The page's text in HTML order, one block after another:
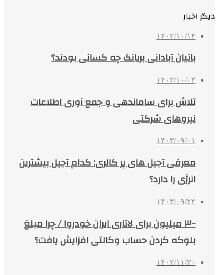
دیگر اخبار
۱۴۰۲/۱۰/۱۴
بانیان‌ آبادانی بریانک چه کسانی بودند؟
۱۴۰۳/۱۰/۰۳
تلاش برای ساماندهی و جمع آوری اطلاعات
نیروهای شرکتی
۱۴۰۳/۰۹/۰۱
معرفی آجیل های پر کالری: کدام آجیل بیشترین
انرژی را دارد؟
۱۴۰۳/۰۹/۲۲
۳۰۰ میلیون برای لاتاری ایران خودرو! / چرا مبلغ
‌بلوکه کردن حساب وکالتی افزایش یافت؟
۱۴۰۲/۱۱/۳۰